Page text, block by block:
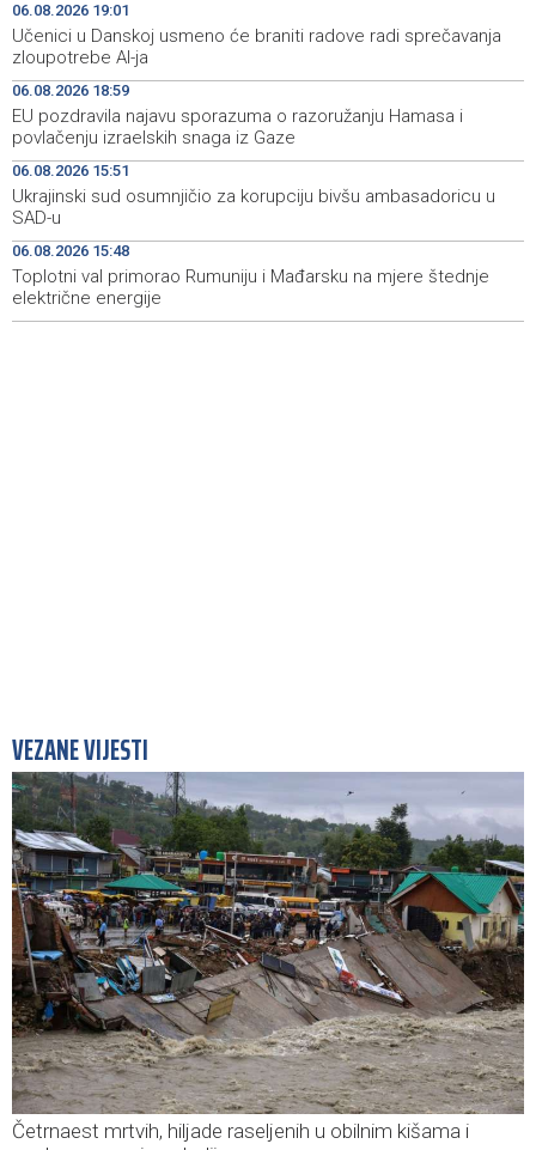
19:33
Crishock: OHR maintains an open dialogue with all
political stakeholders in BiH
19:32
Velika nagrada Britanije ostaje u MotoGP kalendaru do
2028. godine
19:29
Španska krajnja ljevica i desnica ujedinjene protiv
Maroka kao suorganizatora SP 2030.
19:27
Grad Novi Travnik prvi put izravno dobio sredstva
Europske unije
06.08.2026 19:01
Učenici u Danskoj usmeno će braniti radove radi sprečavanja
zloupotrebe AI-ja
06.08.2026 18:59
EU pozdravila najavu sporazuma o razoružanju Hamasa i
povlačenju izraelskih snaga iz Gaze
06.08.2026 15:51
Ukrajinski sud osumnjičio za korupciju bivšu ambasadoricu u
SAD-u
06.08.2026 15:48
Toplotni val primorao Rumuniju i Mađarsku na mjere štednje
električne energije
VEZANE VIJESTI
Četrnaest mrtvih, hiljade raseljenih u obilnim kišama i